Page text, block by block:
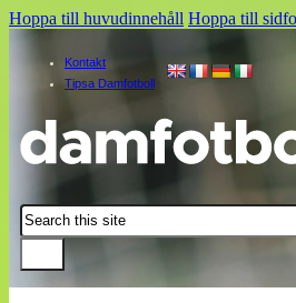
Hoppa till huvudinnehåll Hoppa till
Kontakt
Tipsa Damfotboll
Sök